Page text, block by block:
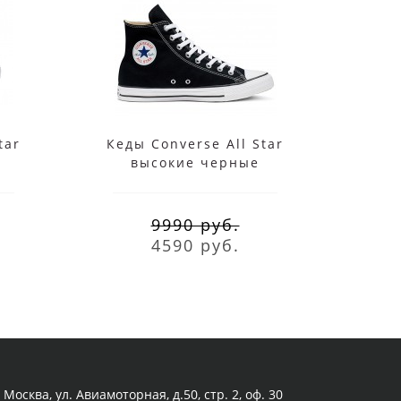
Кеды Converse All Star
высокие черные
9990 руб.
4590 руб.
Москва, ул. Авиамоторная, д.50, стр. 2, оф. 30